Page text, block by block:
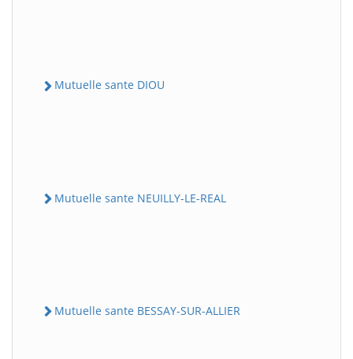
Mutuelle sante DIOU
Mutuelle sante NEUILLY-LE-REAL
Mutuelle sante BESSAY-SUR-ALLIER